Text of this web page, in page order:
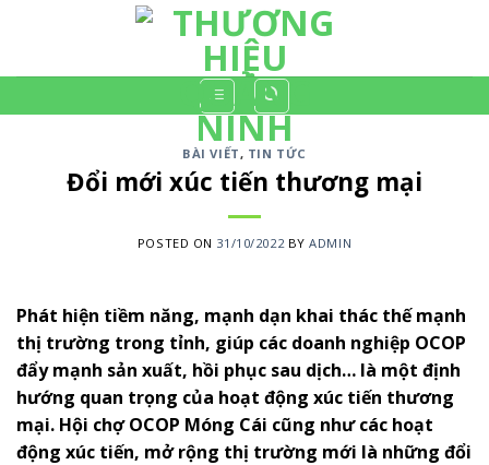
BÀI VIẾT, TIN TỨC
Đổi mới xúc tiến thương mại
POSTED ON 31/10/2022 BYADMIN
Phát hiện tiềm năng, mạnh dạn khai thác thế mạnh
thị trường trong tỉnh, giúp các doanh nghiệp OCOP
đẩy mạnh sản xuất, hồi phục sau dịch… là một định
hướng quan trọng của hoạt động xúc tiến thương
mại. Hội chợ OCOP Móng Cái cũng như các hoạt
động xúc tiến, mở rộng thị trường mới là những đổi